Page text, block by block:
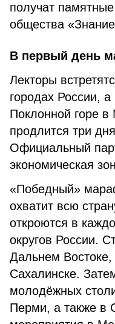
получат
общества
В первый день
Лекторы
городах России,
Поклонной горе
продлится три
Официальный
экономическая
«Победный»
охватит всю
откроются в
округов России.
Дальнем
Сахалинске.
молодёжных
Перми, а также в